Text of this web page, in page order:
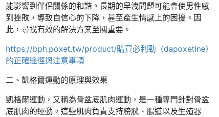
能影響到伴侶關係的和諧。長期的早洩問題可能會使男性感
到挫敗，導致自信心的下降，甚至產生情感上的困擾。因
此，尋找有效的解決方案至關重要。
https://bph.poxet.tw/product/購買必利勁（dapoxetine）
的正確途徑與注意事項
二、凱格爾運動的原理與效果
凱格爾運動，又稱為骨盆底肌肉運動，是一種專門針對骨盆
底肌肉的運動。這些肌肉負責支持膀胱、腸道以及生殖器